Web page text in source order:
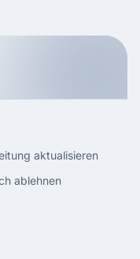
aktualisieren
ablehnen